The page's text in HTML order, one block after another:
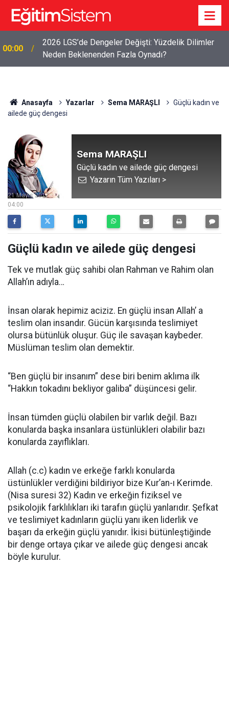
00:00
2026 LGS’de Dengeler Değişti: Yüzdelik Dilimler
Neden Beklenenden Fazla Oynadı?
Anasayfa Yazarlar Sema MARAŞLI
Güçlü kadın ve
ailede güç dengesi
Sema MARAŞLI
Güçlü kadın ve ailede güç dengesi
Yazarın Tüm Yazıları >
04:00
21 Mayıs 2017
Güçlü kadın ve ailede güç dengesi
Tek ve mutlak güç sahibi olan Rahman ve Rahim olan
Allah’ın adıyla…
İnsan olarak hepimiz aciziz. En güçlü insan Allah’ a
teslim olan insandır. Gücün karşısında teslimiyet
olursa bütünlük oluşur. Güç ile savaşan kaybeder.
Müslüman teslim olan demektir.
“Ben güçlü bir insanım” dese biri benim aklıma ilk
“Hakkın tokadını bekliyor galiba” düşüncesi gelir.
İnsan tümden güçlü olabilen bir varlık değil. Bazı
konularda başka insanlara üstünlükleri olabilir bazı
konularda zayıflıkları.
Allah (c.c) kadın ve erkeğe farklı konularda
üstünlükler verdiğini bildiriyor bize Kur’an-ı Kerimde.
(Nisa suresi 32) Kadın ve erkeğin fiziksel ve
psikolojik farklılıkları iki tarafın güçlü yanlarıdır. Şefkat
ve teslimiyet kadınların güçlü yanı iken liderlik ve
başarı da erkeğin güçlü yanıdır. İkisi bütünleştiğinde
bir denge ortaya çıkar ve ailede güç dengesi ancak
böyle kurulur.